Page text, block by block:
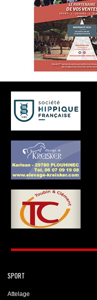
SPORT
Attelage